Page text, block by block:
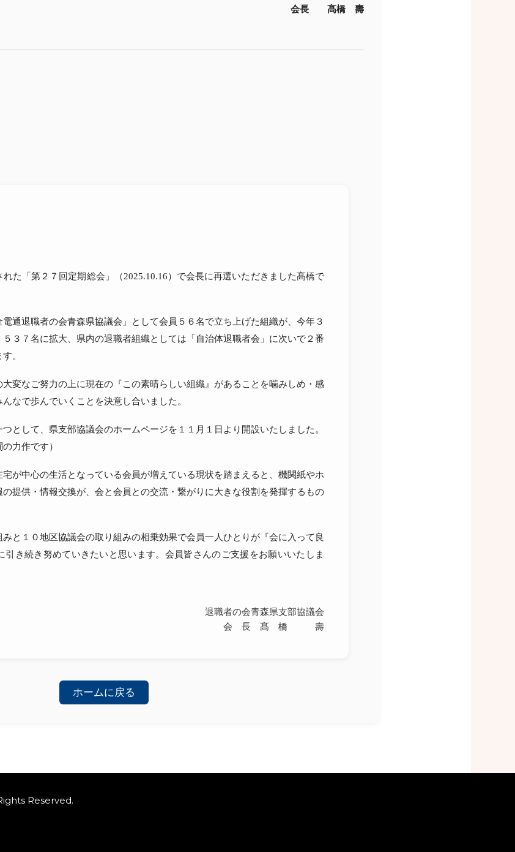
会長 髙橋 壽
た「第２７回定期総会」（2025.10.16）で会長に再選いただきました髙橋で
電通退職者の会青森県協議会」として会員５６名で立ち上げた組織が、今年３
３７名に拡大、県内の退職者組織としては「自治体退職者会」に次いで２番
。
変なご努力の上に現在の『この素晴らしい組織』があることを噛みしめ・感
なで歩んでいくことを決意し合いました。
として、県支部協議会のホームページを１１月１日より開設いたしました。
力作です）
が中心の生活となっている会員が増えている現状を踏まえると、機関紙やホ
提供・情報交換が、会と会員との交流・繋がりに大きな役割を発揮するもの
と１０地区協議会の取り組みの相乗効果で会員一人ひとりが『会に入って良
引き続き努めていきたいと思います。会員皆さんのご支援をお願いいたしま
退職者の会青森県支部協議会
会 長 髙 橋 壽
ホームに戻る
Reserved.